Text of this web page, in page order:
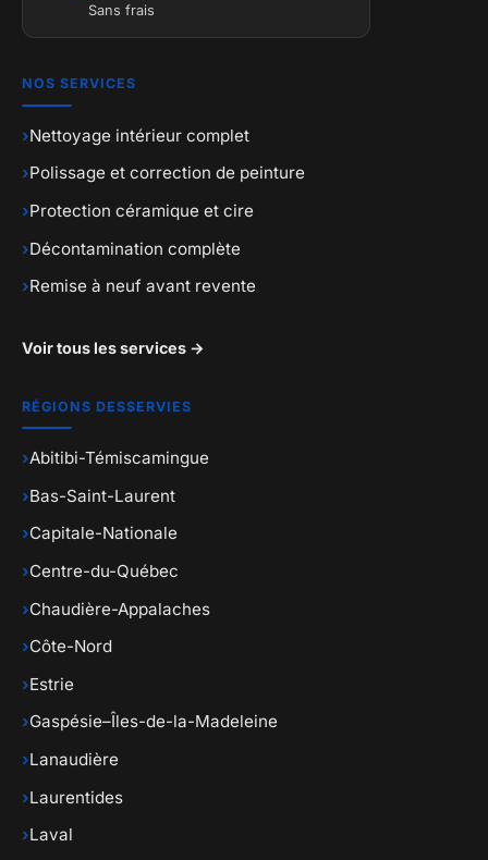
Sans frais
NOS SERVICES
›Nettoyage intérieur complet
›Polissage et correction de peinture
›Protection céramique et cire
›Décontamination complète
›Remise à neuf avant revente
Voir tous les services →
RÉGIONS DESSERVIES
›Abitibi-Témiscamingue
›Bas-Saint-Laurent
›Capitale-Nationale
›Centre-du-Québec
›Chaudière-Appalaches
›Côte-Nord
›Estrie
›Gaspésie–Îles-de-la-Madeleine
›Lanaudière
›Laurentides
›Laval